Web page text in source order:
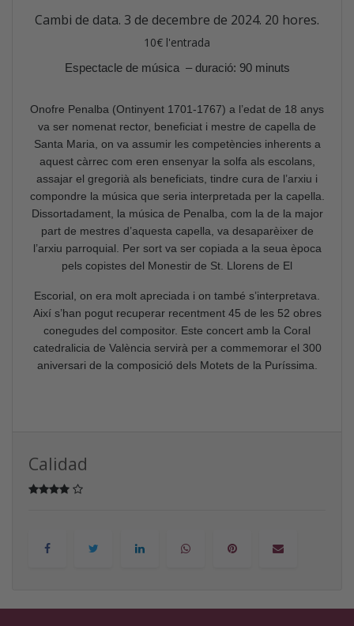
Cambi de data. 3 de decembre de 2024. 20 hores.
10€ l'entrada
Espectacle de música – duració: 90 minuts
Onofre Penalba (Ontinyent 1701-1767) a l’edat de 18 anys
va ser nomenat rector, beneficiat i mestre de capella de
Santa Maria, on va assumir les competències inherents a
aquest càrrec com eren ensenyar la solfa als escolans,
assajar el gregorià als beneficiats, tindre cura de l’arxiu i
compondre la música que seria interpretada per la capella.
Dissortadament, la música de Penalba, com la de la major
part de mestresd’aquesta capella, va desaparèixer de
l’arxiu parroquial. Per sort va sercopiada a la seua època
pels copistes del Monestir de St. Llorens de El
Escorial, on era molt apreciada i on també s’interpretava.
Així s’han pogutrecuperar recentment 45 de les 52 obres
conegudes del compositor. Este concert amb la Coral
catedralicia de València servirà per a commemorar el 300
aniversari de la composició dels Motets de la Puríssima.
Calidad